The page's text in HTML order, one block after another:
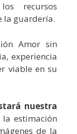
recursos
la guardería.
Amor sin
experiencia
viable en su
nuestra
estimación
de la